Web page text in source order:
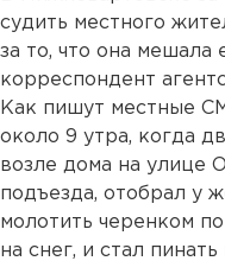
судить местного
за то, что она мешала
корреспондент
Как пишут местные
около 9 утра, когда
возле дома на улице
подъезда, отобрал у
молотить черенком
на снег, и стал